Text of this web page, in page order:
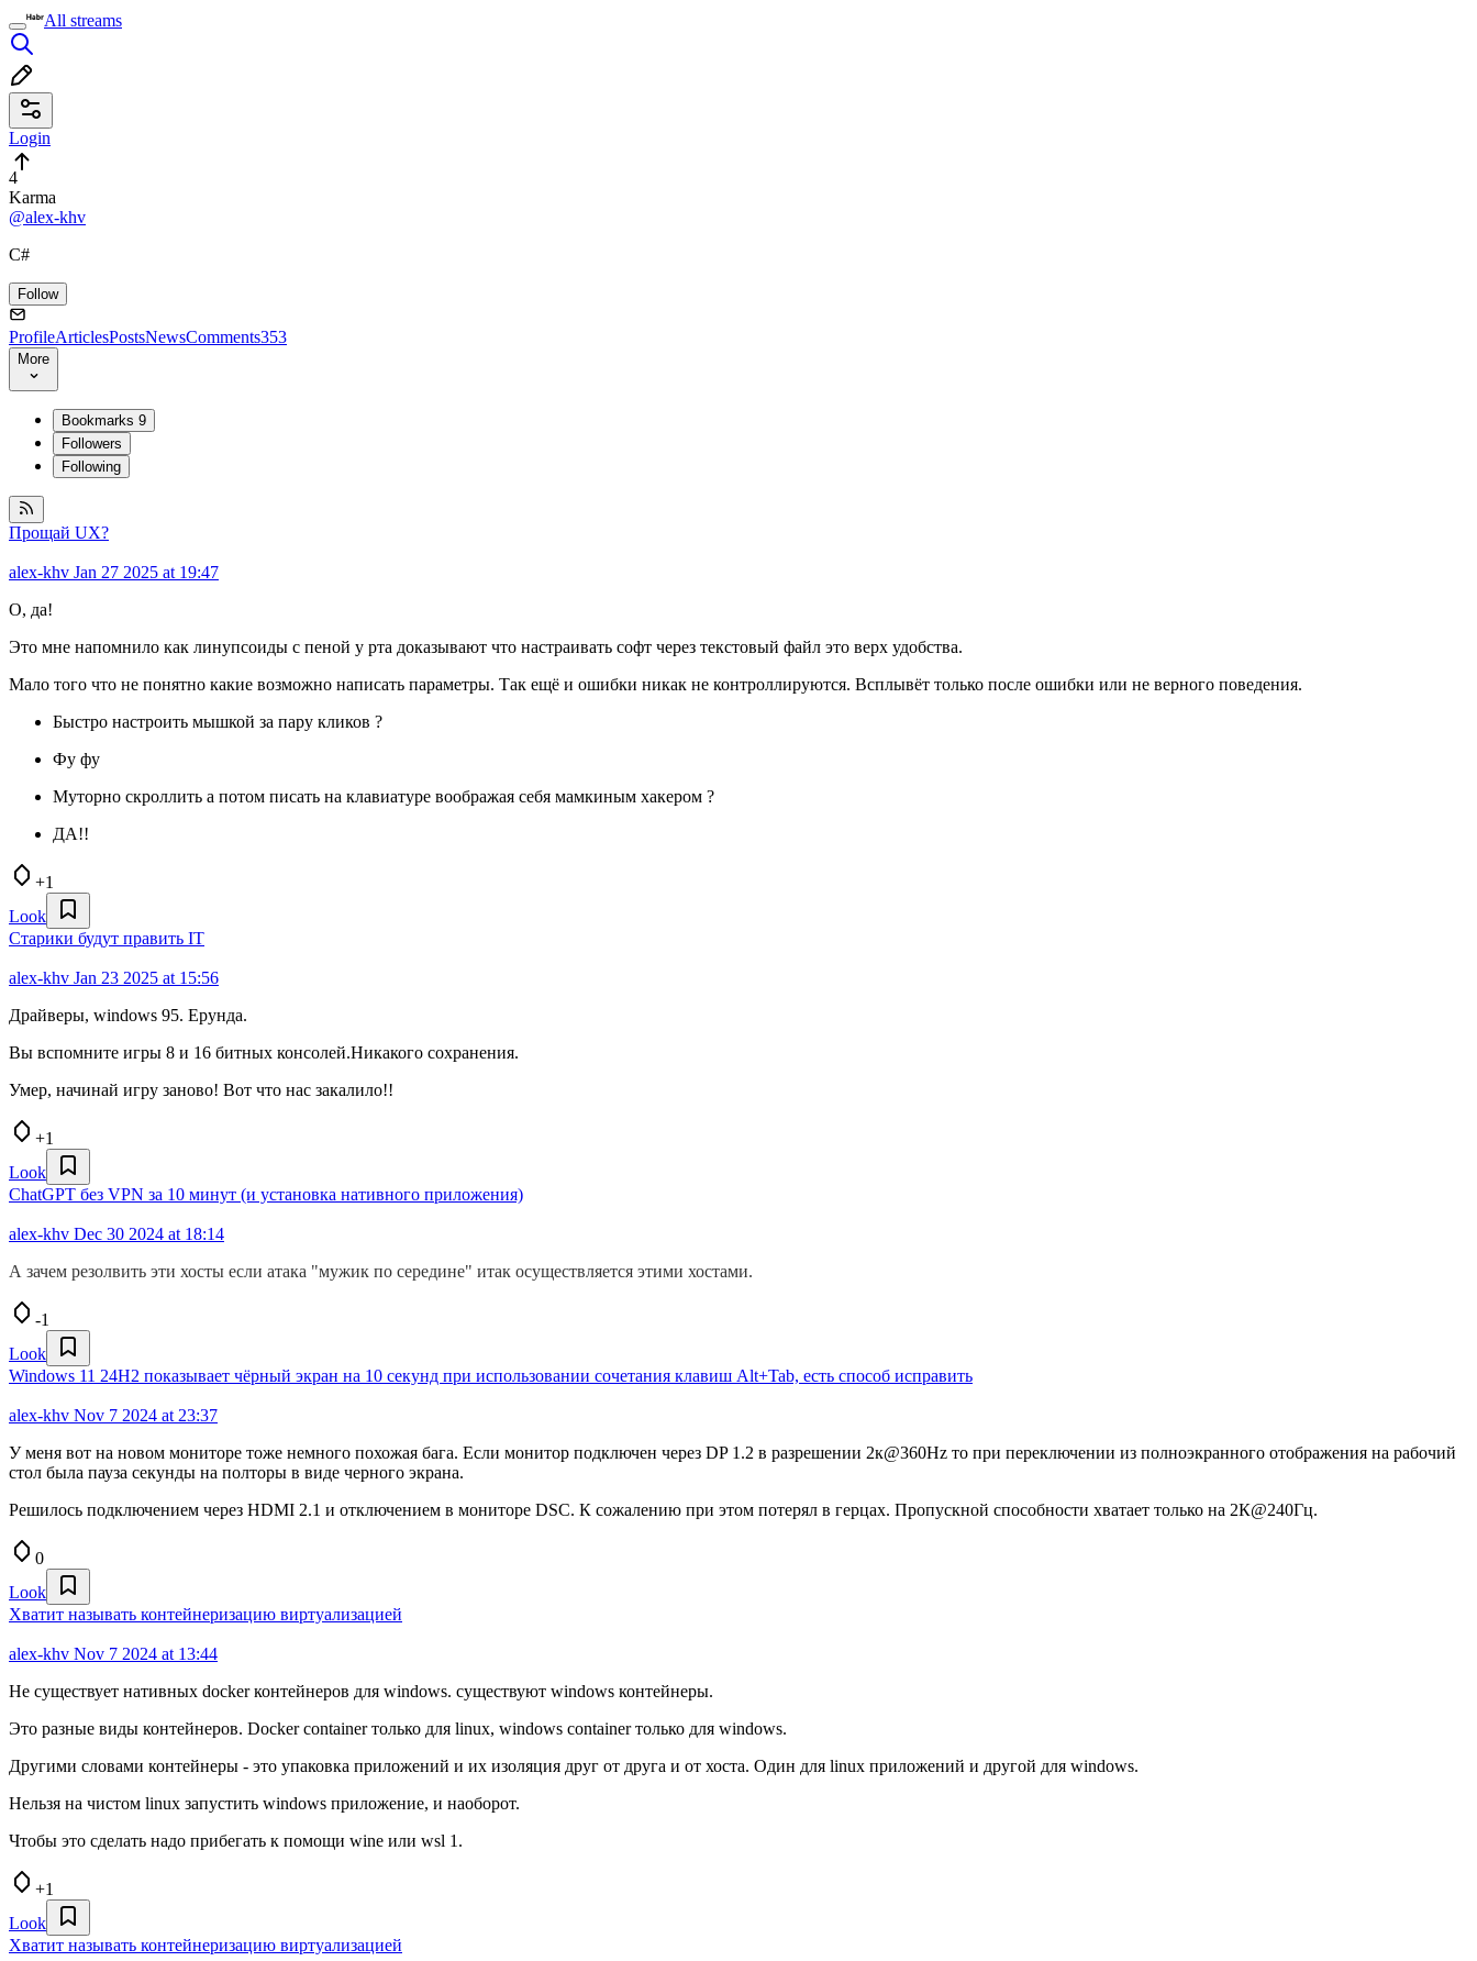
All streams
Login
4
Karma
@alex-khv
C#
Follow
ProfileArticlesPostsNewsComments353
More
Bookmarks 9
Followers
Following
Прощай UX?
alex-khv Jan 27 2025 at 19:47
О, да!
Это мне напомнило как линупсоиды с пеной у рта доказывают что настраивать софт через текстовый файл это верх удобства.
Мало того что не понятно какие возможно написать параметры. Так ещё и ошибки никак не контроллируются. Всплывёт только после ошибки или не верного поведения.
Быстро настроить мышкой за пару кликов ?
Фу фу
Муторно скроллить а потом писать на клавиатуре воображая себя мамкиным хакером ?
ДА!!
+1
Look
Старики будут править IT
alex-khv Jan 23 2025 at 15:56
Драйверы, windows 95. Ерунда.
Вы вспомните игры 8 и 16 битных консолей.Никакого сохранения.
Умер, начинай игру заново! Вот что нас закалило!!
+1
Look
ChatGPT без VPN за 10 минут (и установка нативного приложения)
alex-khv Dec 30 2024 at 18:14
А зачем резолвить эти хосты если атака "мужик по середине" итак осуществляется этими хостами.
-1
Look
Windows 11 24H2 показывает чёрный экран на 10 секунд при использовании сочетания клавиш Alt+Tab, есть способ исправить
alex-khv Nov 7 2024 at 23:37
У меня вот на новом мониторе тоже немного похожая бага. Если монитор подключен через DP 1.2 в разрешении 2к@360Hz то при переключении из полноэкранного отображения на рабочий
стол была пауза секунды на полторы в виде черного экрана.
Решилось подключением через HDMI 2.1 и отключением в мониторе DSC. К сожалению при этом потерял в герцах. Пропускной способности хватает только на 2К@240Гц.
0
Look
Хватит называть контейнеризацию виртуализацией
alex-khv Nov 7 2024 at 13:44
Не существует нативных docker контейнеров для windows. существуют windows контейнеры.
Это разные виды контейнеров. Docker container только для linux, windows container только для windows.
Другими словами контейнеры - это упаковка приложений и их изоляция друг от друга и от хоста. Один для linux приложений и другой для windows.
Нельзя на чистом linux запустить windows приложение, и наоборот.
Чтобы это сделать надо прибегать к помощи wine или wsl 1.
+1
Look
Хватит называть контейнеризацию виртуализацией